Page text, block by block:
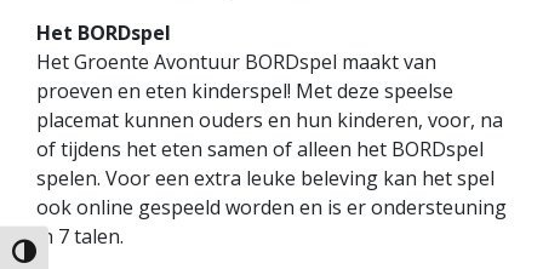
Keuze voor hoog contrast
Het BORDspel
Het Groente Avontuur BORDspel maakt van
proeven en eten kinderspel! Met deze speelse
placemat kunnen ouders en hun kinderen, voor, na
of tijdens het eten samen of alleen het BORDspel
spelen. Voor een extra leuke beleving kan het spel
ook online gespeeld worden en is er ondersteuning
in 7 talen.